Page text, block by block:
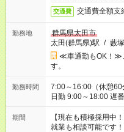
交通費 交通費全額支
勤務地
群馬県太田市
太田(群馬県)駅 / 藪
≪車通勤もOK！≫
す。
勤務時間
7:00～16:00（休憩60分） ■ご希望があれば下記シフ
日勤 9:00～18:00 遅番 10:00～
い」 「〇曜日は遅番
ね。 ※Wワーク希望の方へ 複数就業の場合は、合計40時間以
内。
期間
【現在も積極採用
就業も相談可能です！